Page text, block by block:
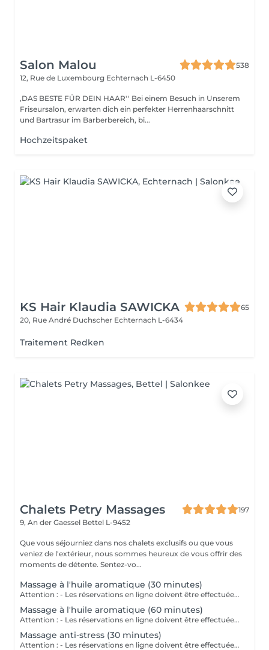
Salon Malou
538
12, Rue de Luxembourg Echternach L-6450
,DAS BESTE FÜR DEIN HAAR'' Bei einem Besuch in Unserem
Friseursalon, erwarten dich ein perfekter Herrenhaarschnitt
und Bartrasur im Barberbereich, bi...
Hochzeitspaket
KS Hair Klaudia SAWICKA
65
20, Rue André Duchscher Echternach L-6434
Traitement Redken
Chalets Petry Massages
197
9, An der Gaessel Bettel L-9452
Que vous séjourniez dans nos chalets exclusifs ou que vous
veniez de l'extérieur, nous sommes heureux de vous offrir des
moments de détente. Sentez-vo...
Massage à l'huile aromatique (30 minutes)
Attention : - Les réservations en ligne doivent être effectuées au moins 24 heures à l'avance. - Si vous souhaitez réserver un massage à court terme (moins de 24 heures à l'avance), veuillez appeler le +49 173 390 20 62. - Si vous devez annuler le massage, nous vous demandons de le faire au moins 24 heures à l'avance, sinon nous devrons facturer 70 % du prix des massages. - Les employés et les horaires peuvent être adaptés si nécessaire, après consultation avec vous. Ce massage permet d'atteindre un état particulier de relaxation en combinant un massage du corps efficace et doux aux huiles chaudes. Les ingrédients purs et naturels des huiles essentielles pénètrent dans les couches profondes de la peau et stimulent en fonction le système.
Massage à l'huile aromatique (60 minutes)
Attention : - Les réservations en ligne doivent être effectuées au moins 24 heures à l'avance. - Si vous souhaitez réserver un massage à court terme (moins de 24 heures à l'avance), veuillez appeler le +49 173 390 20 62. - Si vous devez annuler le massage, nous vous demandons de le faire au moins 24 heures à l'avance, sinon nous devrons facturer 70 % du prix des massages. - Les employés et les horaires peuvent être adaptés si nécessaire, après consultation avec vous. Ce massage permet d'atteindre un état particulier de relaxation en combinant un massage du corps efficace et doux aux huiles chaudes. Les ingrédients purs et naturels des huiles essentielles pénètrent dans les couches profondes de la peau et stimulent en fonction le système.
Massage anti-stress (30 minutes)
Attention : - Les réservations en ligne doivent être effectuées au moins 24 heures à l'avance. - Si vous souhaitez réserver un massage à court terme (moins de 24 heures à l'avance), veuillez appeler le +49 173 390 20 62. - Si vous devez annuler le massage, nous vous demandons de le faire au moins 24 heures à l'avance, sinon nous devrons facturer 70 % du prix des massages. Le massage anti-stress se caractérise par l'exécution de mouvements caressants et rythmiques des mains sur les différentes parties du corps. Grâce aux différentes techniques de massage les muscles se détendent et le stress se réduit considérablement.